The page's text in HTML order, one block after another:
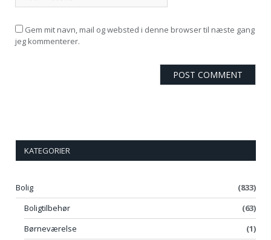
Gem mit navn, mail og websted i denne browser til næste gang
jeg kommenterer.
KATEGORIER
Bolig
(833)
Boligtilbehør
(63)
Børneværelse
(1)